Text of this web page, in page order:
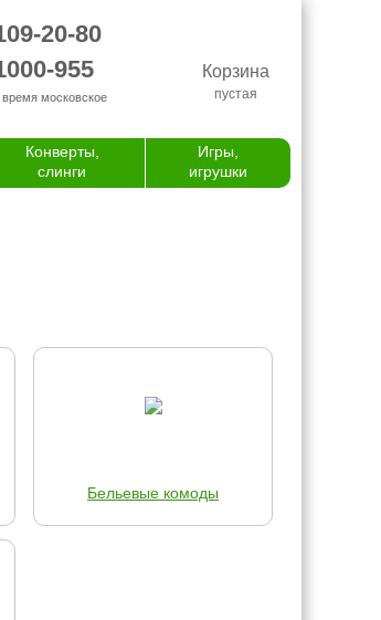
20-80
955
время московское
Корзина
пустая
Конверты,
слинги
Игры,
игрушки
Бельевые комоды